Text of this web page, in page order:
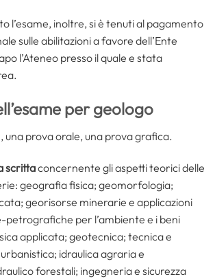
l’esame, inoltre, si è tenuti al pagamento
sulle abilitazioni a favore dell’Ente
l’Ateneo presso il quale e stata
per geologo
una prova orale, una prova grafica.
scrittaconcernente gli aspetti teorici delle
geografia fisica; geomorfologia;
georisorse minerarie e applicazioni
petrografiche per l’ambiente e i beni
applicata; geotecnica; tecnica e
idraulica agraria e
forestali; ingegneria e sicurezza